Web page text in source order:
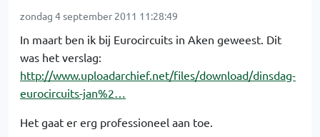
zondag 4 september 2011 11:28:49
In maart ben ik bij Eurocircuits in Aken geweest. Dit
was het verslag:
http://www.uploadarchief.net/files/download/dinsdag-
eurocircuits-jan%2…
Het gaat er erg professioneel aan toe.